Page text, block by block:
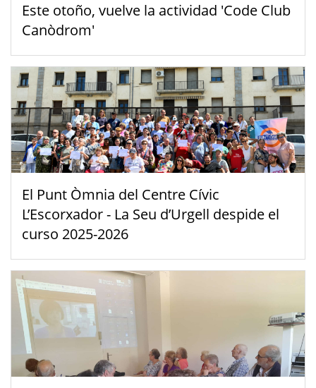
Este otoño, vuelve la actividad 'Code Club
Canòdrom'
El Punt Òmnia del Centre Cívic
L’Escorxador - La Seu d’Urgell despide el
curso 2025-2026